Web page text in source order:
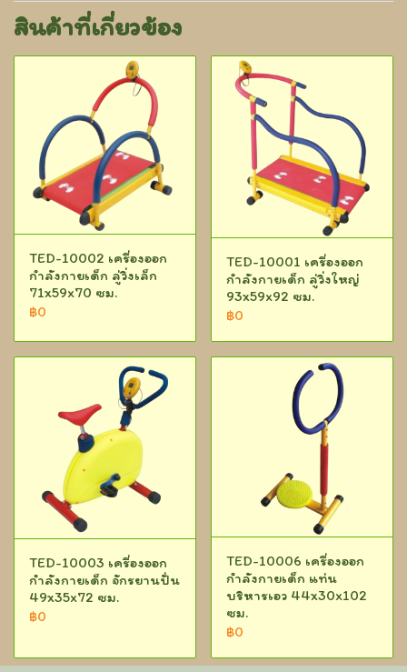
สินค้าที่เกี่ยวข้อง
TED-10002 เครื่องออก
กำลังกายเด็ก ลู่วิ่งเล็ก
71x59x70 ซม.
฿0
TED-10001 เครื่องออก
กำลังกายเด็ก ลู่วิ่งใหญ่
93x59x92 ซม.
฿0
TED-10003 เครื่องออก
กำลังกายเด็ก จักรยานปั่น
49x35x72 ซม.
฿0
TED-10006 เครื่องออก
กำลังกายเด็ก แท่น
บริหารเอว 44x30x102
ซม.
฿0